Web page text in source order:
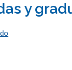
en Educación
Alimentos
y